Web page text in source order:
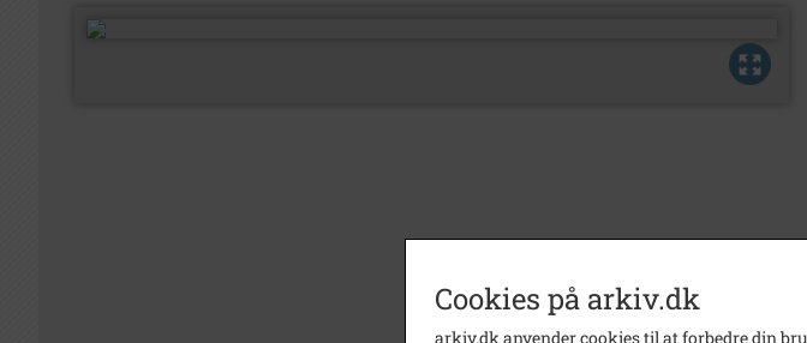
Cookies på arkiv.dk
arkiv.dk anvender cookies til at forbedre din